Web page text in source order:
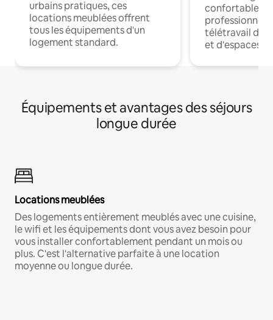
urbains pratiques, ces
locations meublées offrent
tous les équipements d'un
logement standard.
confortables
professionnels
télétravail
et d'espaces
Équipements et avantages des séjours
longue durée
Locations meublées
Des logements entièrement meublés avec une cuisine,
le wifi et les équipements dont vous avez besoin pour
vous installer confortablement pendant un mois ou
plus. C'est l'alternative parfaite à une location
moyenne ou longue durée.